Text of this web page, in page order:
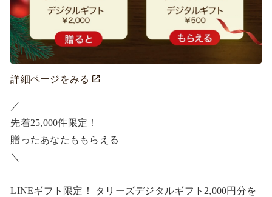
詳細ページをみる
／ ​
先着25,000件限定！​
贈ったあなたももらえる ​
＼ ​
LINEギフト限定！ タリーズデジタルギフト2,000円分を